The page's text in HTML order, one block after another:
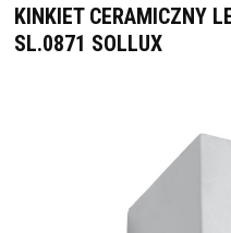
KINKIET CERAMICZNY
SL.0871 SOLLUX